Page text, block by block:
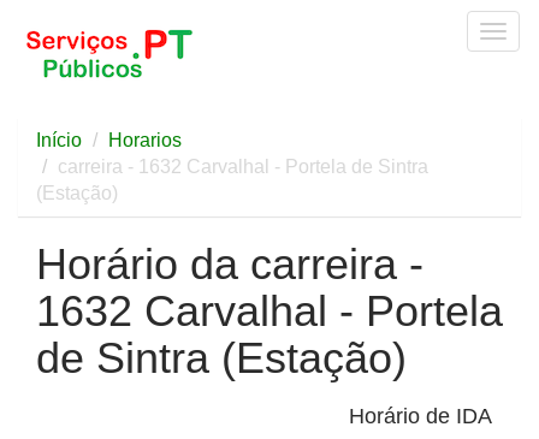
Início
Horarios
carreira - 1632 Carvalhal - Portela de Sintra
(Estação)
Horário da carreira -
1632 Carvalhal - Portela
de Sintra (Estação)
Horário de IDA